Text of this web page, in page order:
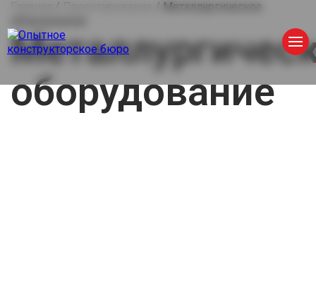
/ / Металлургическое
оборудование